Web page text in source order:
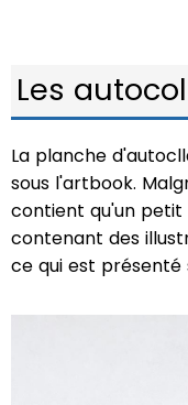
Les
La planche
sous l'artbook.
contient qu'un petit
contenant des
ce qui est présenté